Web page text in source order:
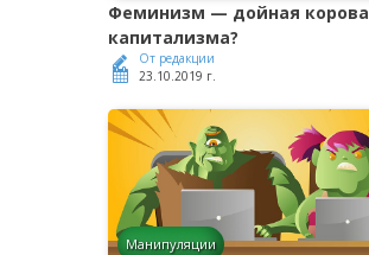
Феминизм — дойная корова
капитализма?
От редакции
23.10.2019 г.
Манипуляции